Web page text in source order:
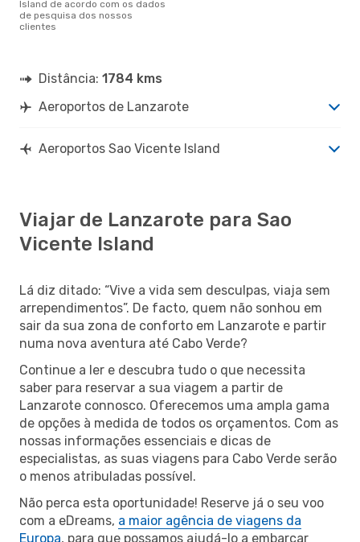
Island de acordo com os dados
de pesquisa dos nossos
clientes
Distância: 1784 kms
Aeroportos de Lanzarote
Aeroportos Sao Vicente Island
Viajar de Lanzarote para Sao
Vicente Island
Lá diz ditado: “Vive a vida sem desculpas, viaja sem
arrependimentos”. De facto, quem não sonhou em
sair da sua zona de conforto em Lanzarote e partir
numa nova aventura até Cabo Verde?
Continue a ler e descubra tudo o que necessita
saber para reservar a sua viagem a partir de
Lanzarote connosco. Oferecemos uma ampla gama
de opções à medida de todos os orçamentos. Com as
nossas informações essenciais e dicas de
especialistas, as suas viagens para Cabo Verde serão
o menos atribuladas possível.
Não perca esta oportunidade! Reserve já o seu voo
com a eDreams, a maior agência de viagens da
Europa, para que possamos ajudá-lo a embarcar